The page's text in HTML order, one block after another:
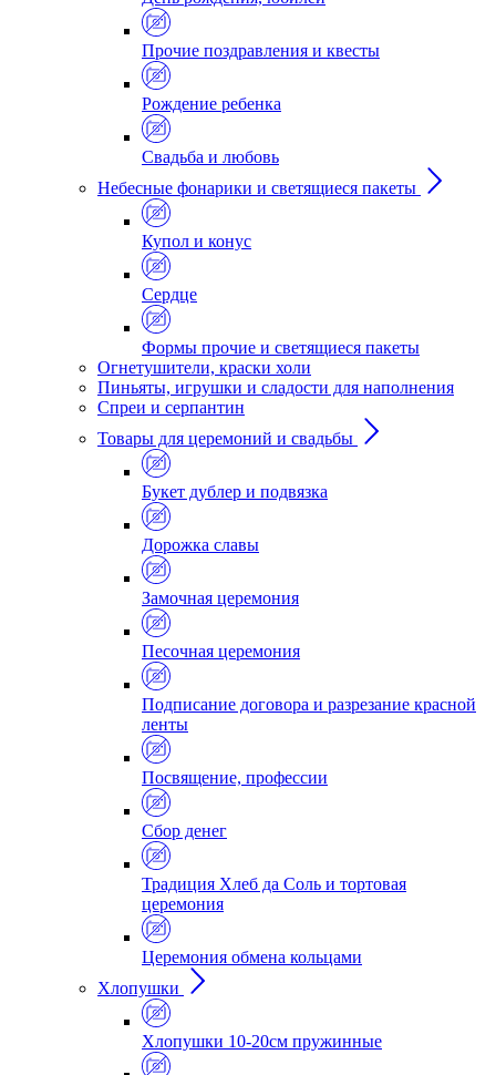
Прочие поздравления и квесты
Рождение ребенка
Свадьба и любовь
Небесные фонарики и светящиеся пакеты
Купол и конус
Сердце
Формы прочие и светящиеся пакеты
Огнетушители, краски холи
Пиньяты, игрушки и сладости для наполнения
Спреи и серпантин
Товары для церемоний и свадьбы
Букет дублер и подвязка
Дорожка славы
Замочная церемония
Песочная церемония
Подписание договора и разрезание красной
ленты
Посвящение, профессии
Сбор денег
Традиция Хлеб да Соль и тортовая
церемония
Церемония обмена кольцами
Хлопушки
Хлопушки 10-20см пружинные